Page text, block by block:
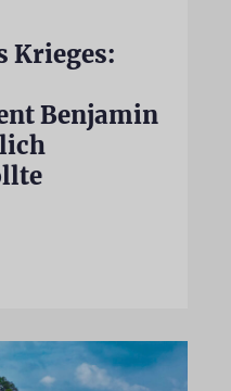
Krieges:
Benjamin